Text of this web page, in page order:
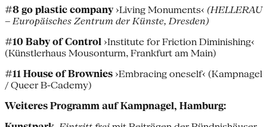
#8 go plastic company›Living Monuments‹ (HELLERAU
– Europäisches Zentrum der Künste, Dresden)
#10 Baby of Control ›Institute for Friction Diminishing‹
(Künstlerhaus Mousonturm, Frankfurt am Main)
#11 House of Brownies ›Embracing oneself‹ (Kampnagel
/ Queer B-Cademy)
Weiteres Programm auf Kampnagel, Hamburg: